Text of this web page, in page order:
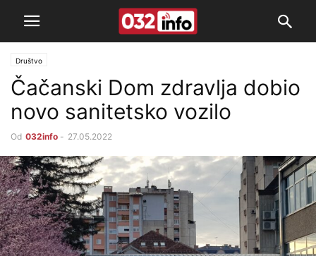
Društvo
Čačanski Dom zdravlja dobio
novo sanitetsko vozilo
Od 032info - 27.05.2022